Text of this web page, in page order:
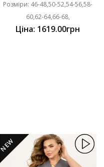
Розміри: 46-48,50-52,54-56,58-
60,62-64,66-68,
Ціна: 1619.00грн
NEW